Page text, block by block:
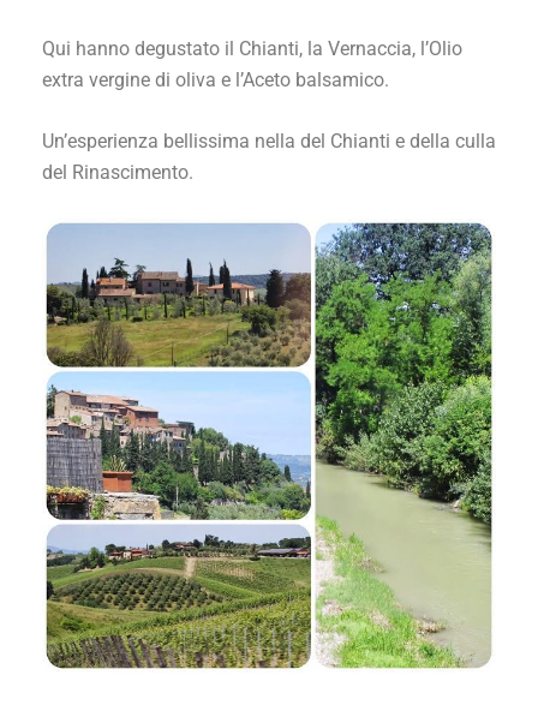
Qui hanno degustato il Chianti, la Vernaccia, l’Olio
extra vergine di oliva e l’Aceto balsamico.
Un’esperienza bellissima nella del Chianti e della culla
del Rinascimento.